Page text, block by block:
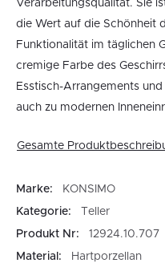
Verarbeitungsqualität. Sie
die Wert auf die Schönheit
Funktionalität im täglichen
cremige Farbe des
Esstisch-Arrangements
auch zu modernen
Gesamte
Marke:
KONSIMO
Kategorie:
Teller
Produkt Nr:
12924.10.707
Material:
Hartporzellan